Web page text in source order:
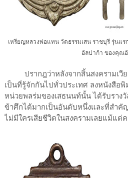
เหรียญหลวงพ่อแทน วัดธรรมเสน ราชบุรี รุ่นแ
อัลปาก้า ของคุณ
ปรากฎว่าหลังจากสิ้นสงครามเวีย
เป็นที่รู้จักกันไปทั่วประเทศ ลงหนังสือ
หน่วยพลร่มของเสธนนท์นั้น ได้รับราง
ข้าศึกได้มากเป็นอันดับหนึ่งและที่สำคั
ไม่มีใครเสียชีวิตในสงครามเลยแม้แต่